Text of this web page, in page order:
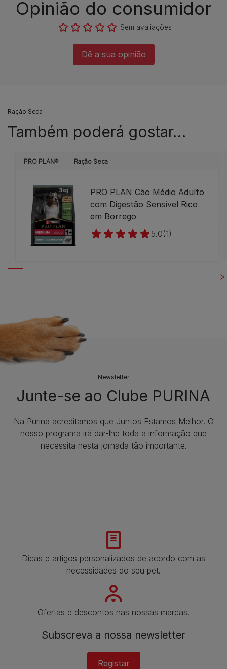
Opinião do consumidor​
Sem avaliações​
Dê a sua opinião​
Ração Seca
Também poderá gostar…
PRO PLAN® Ração Seca
PRO PLAN Cão Médio Adulto
com Digestão Sensível Rico
em Borrego
5.0(1)
Newsletter
Junte-se ao Clube PURINA
Na Purina acreditamos que Juntos Estamos Melhor. O
nosso programa irá dar-lhe toda a informação que
necessita nesta jornada tão importante.
Dicas e artigos personalizados de acordo com as
necessidades do seu pet.
Ofertas e descontos nas nossas marcas.
Subscreva a nossa newsletter​
Registar